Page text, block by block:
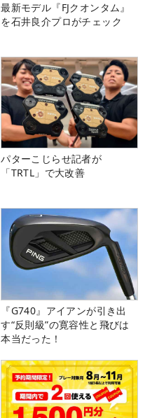
最新モデル『FJクオンタム』
を石井良介プロがチェック
パターこじらせ記者が
「TRTL」で大改善
『G740』アイアンが引き出
す“反則級”の寛容性と飛びは
本当だった！